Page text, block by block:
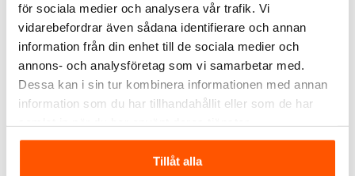
för sociala medier och analysera vår trafik. Vi
vidarebefordrar även sådana identifierare och annan
information från din enhet till de sociala medier och
annons- och analysföretag som vi samarbetar med.
Dessa kan i sin tur kombinera informationen med annan
information som du har tillhandahållit eller som de har
Tillåt alla
ALTERNATIVA PRODUKTER